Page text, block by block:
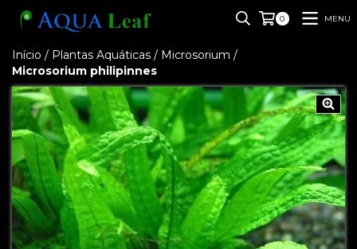
0 MENU
Início / Plantas Aquáticas / Microsorium /
Microsorium philipinnes